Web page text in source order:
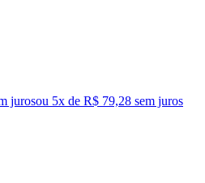
jurosou 5x de R$ 79,28 sem juros